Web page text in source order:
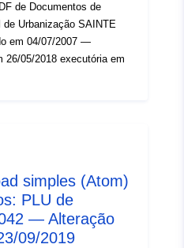
de Documentos de
de Urbanização SAINTE
em 04/07/2007 —
26/05/2018 executória em
simples (Atom)
PLU de
— Alteração
09/2019